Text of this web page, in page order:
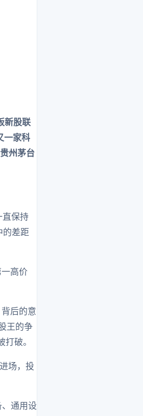
新股联
一家科
州茅台
直保持
的差距
一高价
后的意
王的争
破。
场，投
通用设